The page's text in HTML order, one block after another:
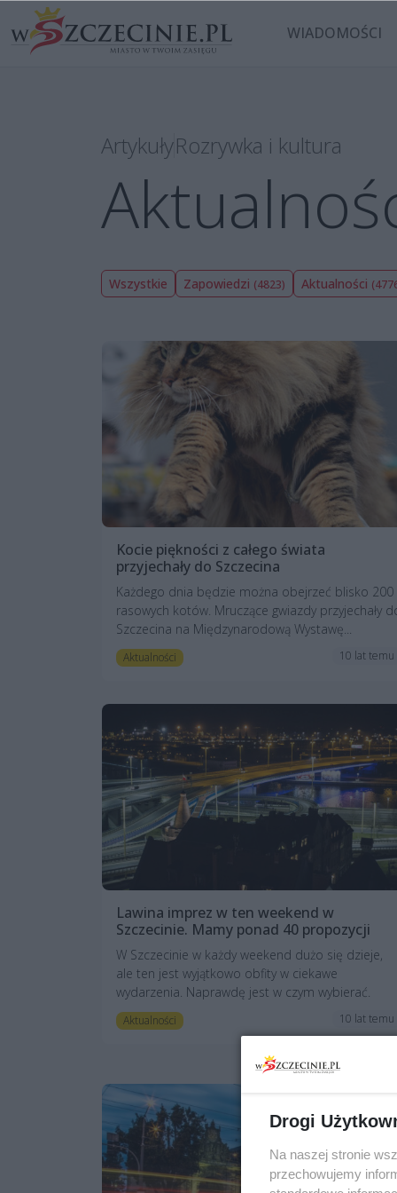
WIADOMOŚCI
ArtykułyRozrywka i kultura
Wszystkie Zapowiedzi (4823) Aktualności
Kocie piękności z całego świata
przyjechały do Szczecina
Każdego dnia będzie można obejrzeć blisko 200
rasowych kotów. Mruczące gwiazdy przyjechały
Szczecina na Międzynarodową Wystawę...
Aktualności 10 lat temu
Lawina imprez w ten weekend w
Szczecinie. Mamy ponad 40 propozycji
W Szczecinie w każdy weekend dużo się dzieje,
ale ten jest wyjątkowo obfity w ciekawe
wydarzenia. Naprawdę jest w czym wybierać.
Aktualności 10 lat temu
Drogi
Na naszej stronie
przechowujemy